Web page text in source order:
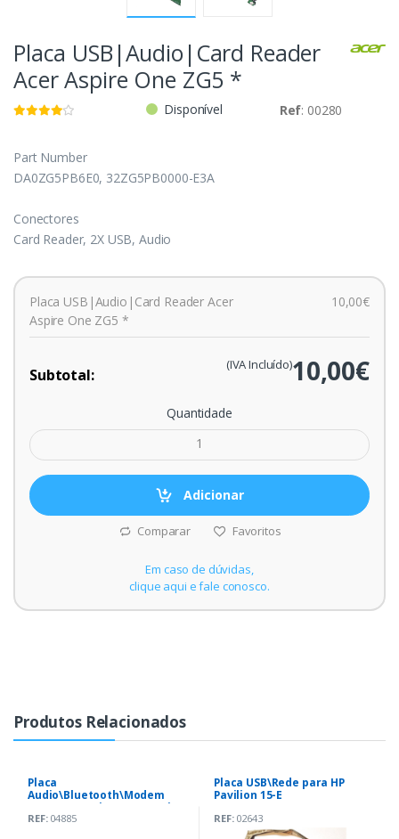
Placa USB|Audio|Card Reader
Acer Aspire One ZG5 *
Disponível Ref: 00280
Part Number
DA0ZG5PB6E0, 32ZG5PB0000-E3A
Conectores
Card Reader, 2X USB, Audio
Placa USB|Audio|Card Reader Acer
Aspire One ZG5 *
10,00€
Subtotal: 10,00€
(IVA Incluído)
Quantidade
Adicionar
Comparar Favoritos
Em caso de dúvidas,
clique aqui e fale conosco.
Produtos Relacionados
Placa
Audio\Bluetooth\Modem
para Sony Vaio VGN-S Series
REF:04885
Placa USB\Rede para HP
Pavilion 15-E
REF:02643